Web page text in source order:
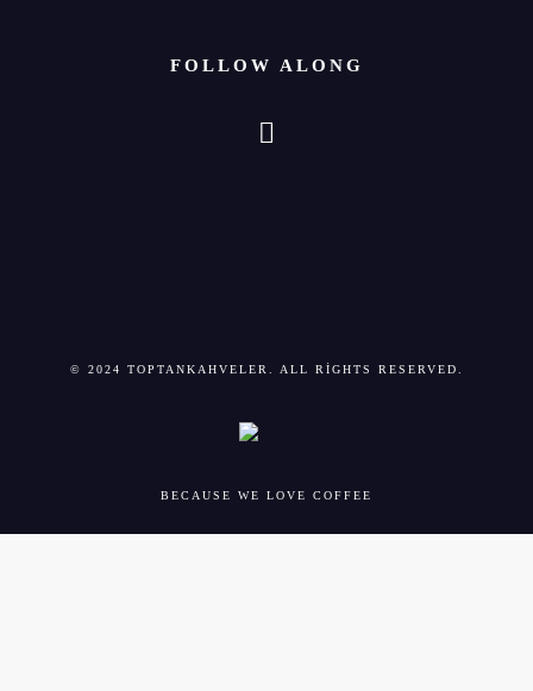
FOLLOW ALONG
© 2024 TOPTANKAHVELER. ALL RIGHTS RESERVED.
BECAUSE WE LOVE COFFEE